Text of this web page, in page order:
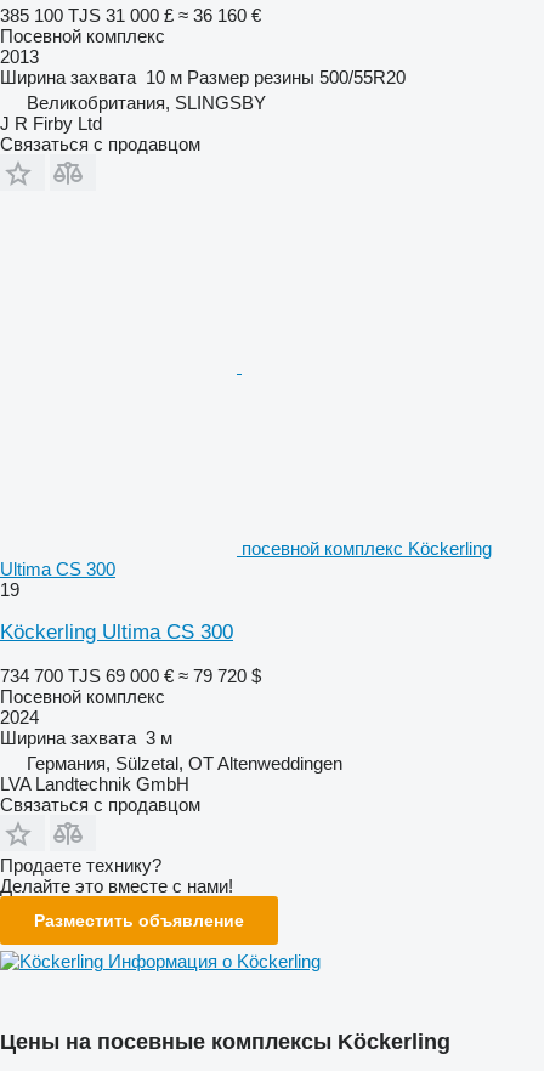
385 100 TJS 31 000 £ ≈ 36 160 €
Посевной комплекс
2013
Ширина захвата 10 м Размер резины 500/55R20
Великобритания, SLINGSBY
J R Firby Ltd
Связаться с продавцом
посевной комплекс Köckerling
Ultima CS 300
19
Köckerling Ultima CS 300
734 700 TJS 69 000 € ≈ 79 720 $
Посевной комплекс
2024
Ширина захвата 3 м
Германия, Sülzetal, OT Altenweddingen
LVA Landtechnik GmbH
Связаться с продавцом
Продаете технику?
Делайте это вместе с нами!
Разместить объявление
Информация о Köckerling
Цены на посевные комплексы Köckerling